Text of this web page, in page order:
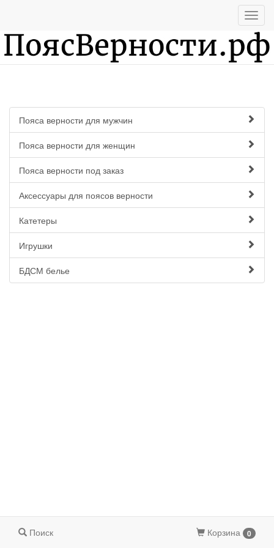
Пояса верности для мужчин
Пояса верности для женщин
Пояса верности под заказ
Аксессуары для поясов верности
Катетеры
Игрушки
БДСМ белье
Поиск Корзина 0